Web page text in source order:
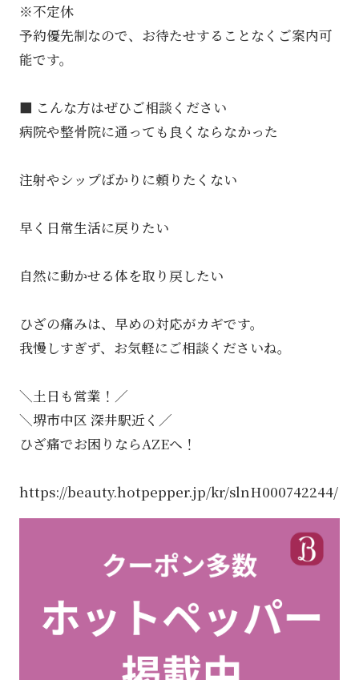
※不定休
予約優先制なので、お待たせすることなくご案内可
能です。
■ こんな方はぜひご相談ください
病院や整骨院に通っても良くならなかった
注射やシップばかりに頼りたくない
早く日常生活に戻りたい
自然に動かせる体を取り戻したい
ひざの痛みは、早めの対応がカギです。
我慢しすぎず、お気軽にご相談くださいね。
＼土日も営業！／
＼堺市中区 深井駅近く／
ひざ痛でお困りならAZEへ！
https://beauty.hotpepper.jp/kr/slnH000742244/